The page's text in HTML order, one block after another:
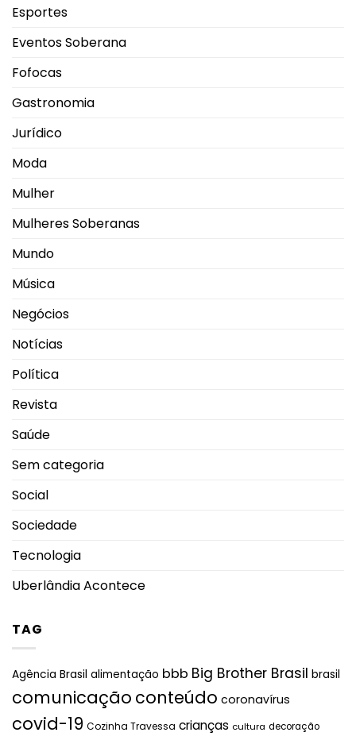
Esportes
Eventos Soberana
Fofocas
Gastronomia
Jurídico
Moda
Mulher
Mulheres Soberanas
Mundo
Música
Negócios
Notícias
Política
Revista
Saúde
Sem categoria
Social
Sociedade
Tecnologia
Uberlândia Acontece
TAG
Agência Brasil alimentação bbb Big Brother Brasil brasil
comunicação conteúdo coronavírus
covid-19 Cozinha Travessa crianças cultura decoração